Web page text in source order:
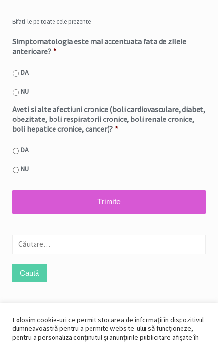
Bifati-le pe toate cele prezente.
Simptomatologia este mai accentuata fata de zilele
anterioare? *
DA
NU
Aveti si alte afectiuni cronice (boli cardiovasculare, diabet,
obezitate, boli respiratorii cronice, boli renale cronice,
boli hepatice cronice, cancer)? *
DA
NU
Caută
Folosim cookie-uri ce permit stocarea de informații în dispozitivul
dumneavoastră pentru a permite website-ului să funcționeze,
pentru a personaliza conținutul și anunțurile publicitare afișate în